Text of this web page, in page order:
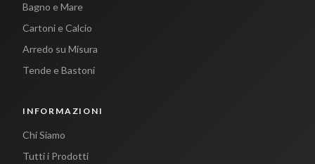
Bagno e Mare
Cartoni e Calcio
Arredo su Misura
Tende e Bastoni
INFORMAZIONI
Chi Siamo
Tutti i Prodotti